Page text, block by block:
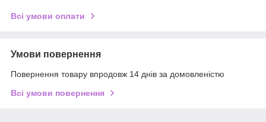
Всі умови оплати
Умови повернення
Повернення товару впродовж 14 днів за домовленістю
Всі умови повернення